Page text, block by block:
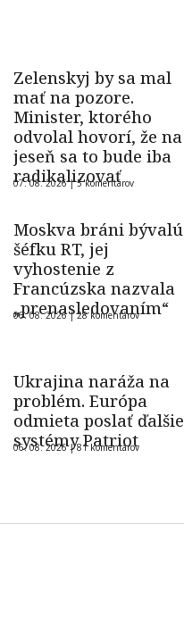
Zelenskyj by sa mal
mať na pozore.
Minister, ktorého
odvolal hovorí, že na
jeseň sa to bude iba
radikalizovať
07. 08. 2026 |5 komentárov
Moskva bráni bývalú
šéfku RT, jej
vyhostenie z
Francúzska nazvala
„prenasledovaním“
06. 08. 2026 |28 komentárov
Ukrajina naráža na
problém. Európa
odmieta poslať ďalšie
systémy Patriot
06. 08. 2026 |81 komentárov